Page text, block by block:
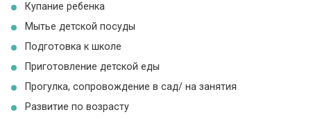
Купание ребенка
Мытье детской посуды
Подготовка к школе
Приготовление детской еды
Прогулка, сопровождение в сад/ на занятия
Развитие по возрасту